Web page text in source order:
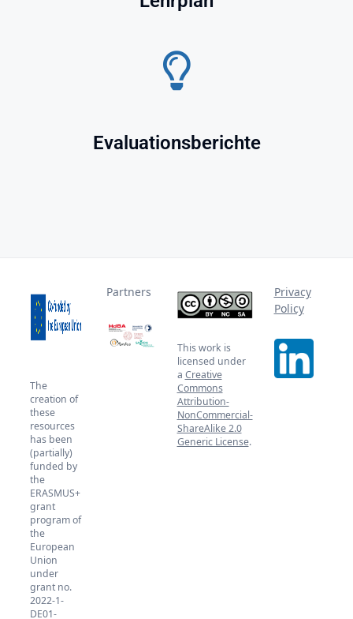
Evaluationsberichte
The
creation of
these
resources
has been
(partially)
funded by
the
ERASMUS+
grant
program of
the
European
Union
under
grant no.
2022-1-
DE01-
Partners
This work is
licensed under
a Creative
Commons
Attribution-
NonCommercial-
ShareAlike 2.0
Generic License.
Privacy
Policy